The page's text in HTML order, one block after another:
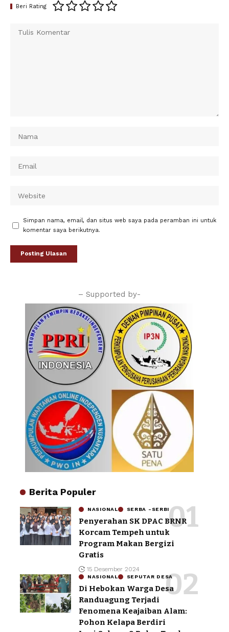
Beri Rating
Simpan nama, email, dan situs web saya pada peramban ini untuk
komentar saya berikutnya.
– Supported by-
Berita Populer
NASIONAL SERBA -SERBI
Penyerahan SK DPAC BRNR
Korcam Tempeh untuk
Program Makan Bergizi
Gratis
15 Desember 2024
NASIONAL SEPUTAR DESA
Di Hebokan Warga Desa
Randuagung Terjadi
Fenomena Keajaiban Alam:
Pohon Kelapa Berdiri